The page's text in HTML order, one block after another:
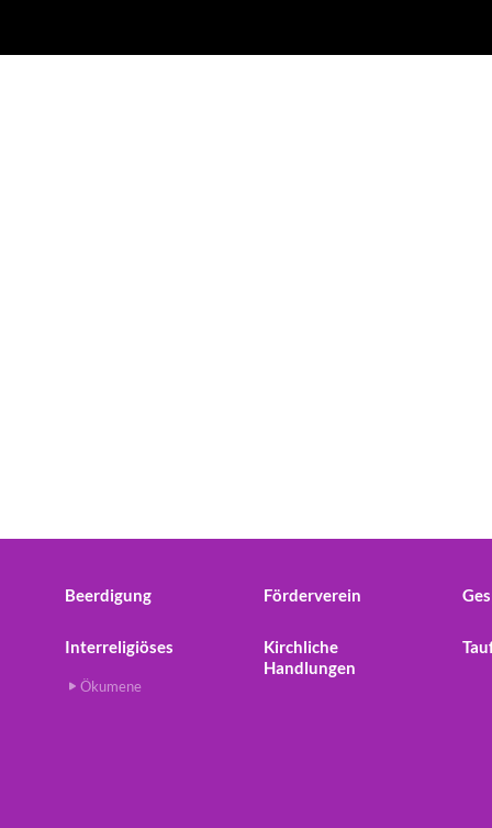
Beerdigung Förderverein
Interreligiöses
Ökumene
Kirchliche
Handlungen